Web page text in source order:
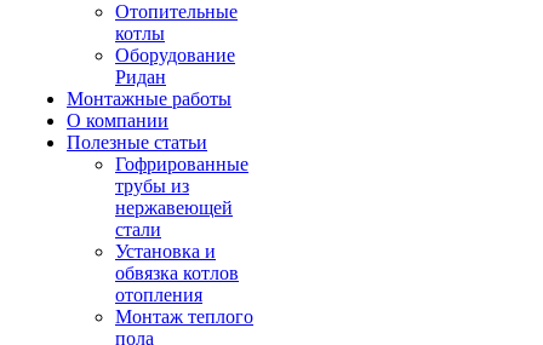
Отопительные
котлы
Оборудование
Ридан
Монтажные работы
О компании
Полезные статьи
Гофрированные
трубы из
нержавеющей
стали
Установка и
обвязка котлов
отопления
Монтаж теплого
пола